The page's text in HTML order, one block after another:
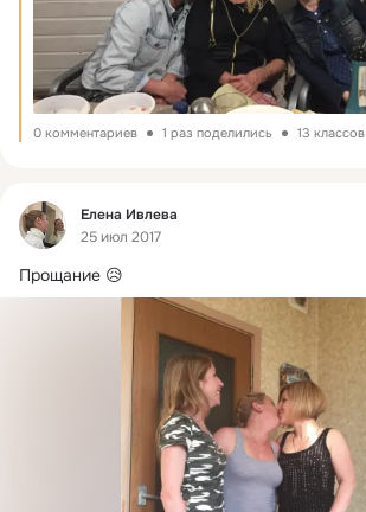
0 комментариев 1 раз поделились 13 классов
Фид
Елена Ивлева
25 июл 2017
Прощание 😥